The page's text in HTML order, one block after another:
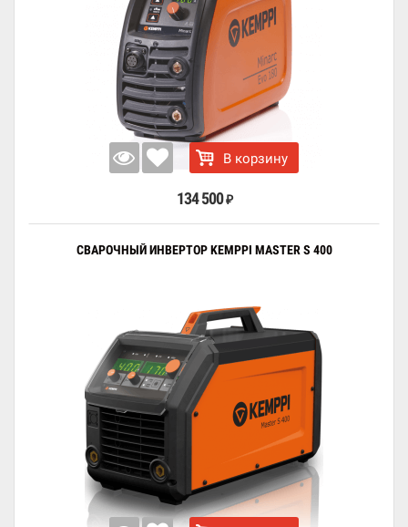
В корзину
134 500 ₽
СВАРОЧНЫЙ ИНВЕРТОР KEMPPI MASTER S 400